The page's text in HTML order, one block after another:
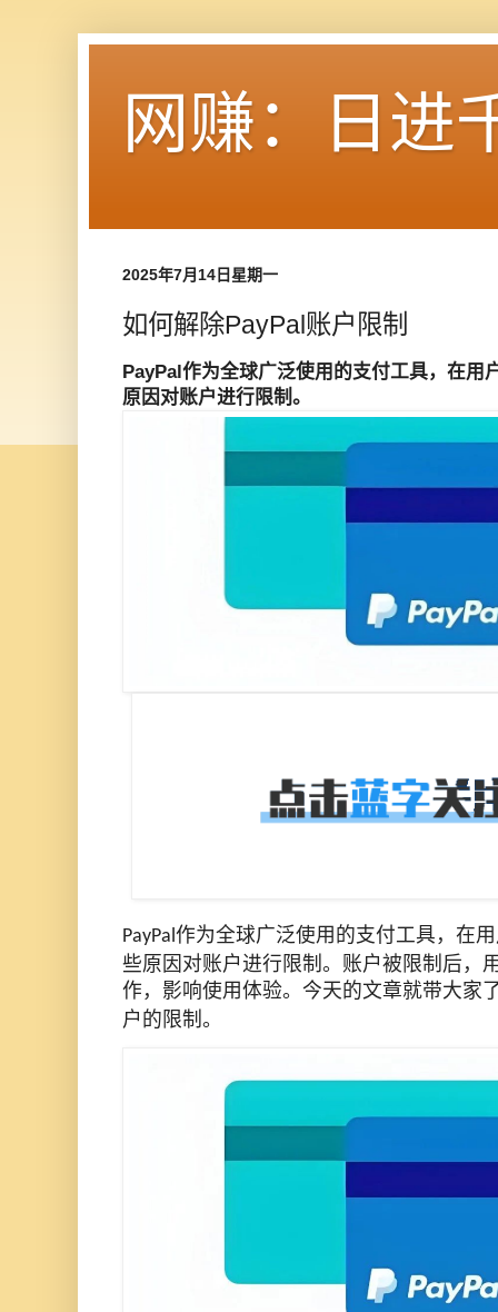
网赚：日进
2025年7月14日星期一
如何解除PayPal账户限制
PayPal作为全球广泛使用的支付工具，在用
原因对账户进行限制。
PayPal 作为全球广泛使用的支付工具 ，在
些原因对账户进行限制。账户被限制后，
作，影响使用体验。 今天的文章就带大家
户的限制 。